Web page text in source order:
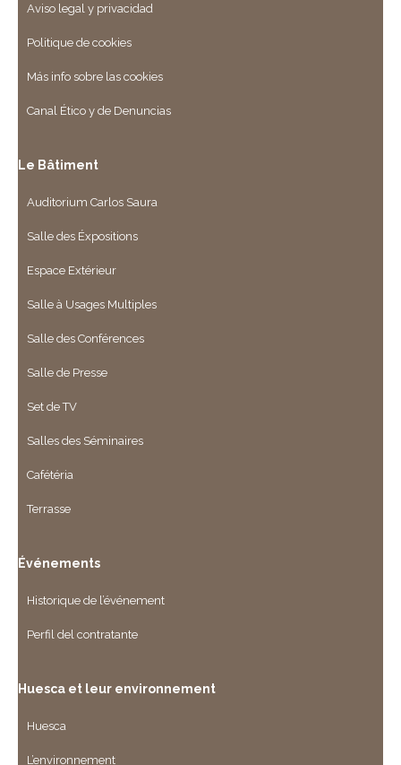
Aviso legal y privacidad
Politique de cookies
Más info sobre las cookies
Canal Ético y de Denuncias
Le Bâtiment
Auditorium Carlos Saura
Salle des Éxpositions
Espace Extérieur
Salle à Usages Multiples
Salle des Conférences
Salle de Presse
Set de TV
Salles des Séminaires
Cafétéria
Terrasse
Événements
Historique de l’événement
Perfil del contratante
Huesca et leur environnement
Huesca
L’environnement